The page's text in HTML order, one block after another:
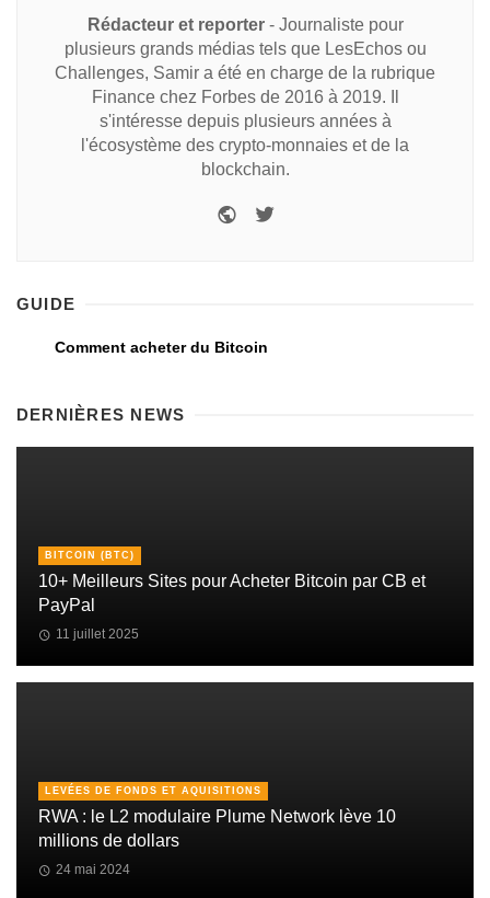
Rédacteur et reporter- Journaliste pour
plusieurs grands médias tels que LesEchos ou
Challenges, Samir a été en charge de la rubrique
Finance chez Forbes de 2016 à 2019. Il
s'intéresse depuis plusieurs années à
l'écosystème des crypto-monnaies et de la
blockchain.
GUIDE
Comment acheter du Bitcoin
DERNIÈRES NEWS
BITCOIN (BTC)
10+ Meilleurs Sites pour Acheter Bitcoin par CB et
PayPal
11 juillet 2025
LEVÉES DE FONDS ET AQUISITIONS
RWA : le L2 modulaire Plume Network lève 10
millions de dollars
24 mai 2024